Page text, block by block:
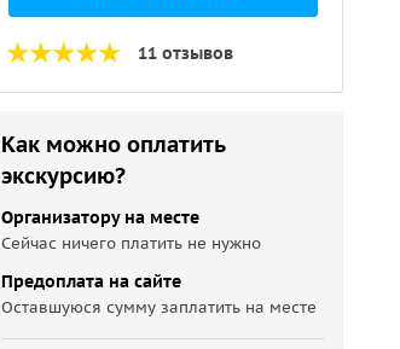
11 отзывов
Как можно оплатить
экскурсию?
Организатору на месте
Сейчас ничего платить не нужно
Предоплата на сайте
Оставшуюся сумму заплатить на месте